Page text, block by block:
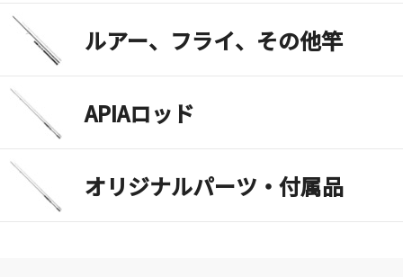
ルアー、フライ、その他竿
APIAロッド
オリジナルパーツ・付属品